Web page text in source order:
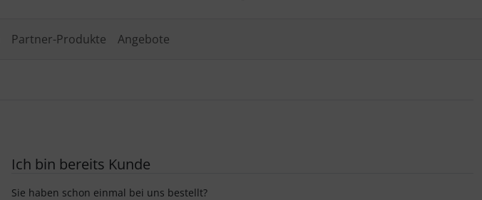
Partner-Produkte Angebote
Ich bin bereits Kunde
Sie haben schon einmal bei uns bestellt?